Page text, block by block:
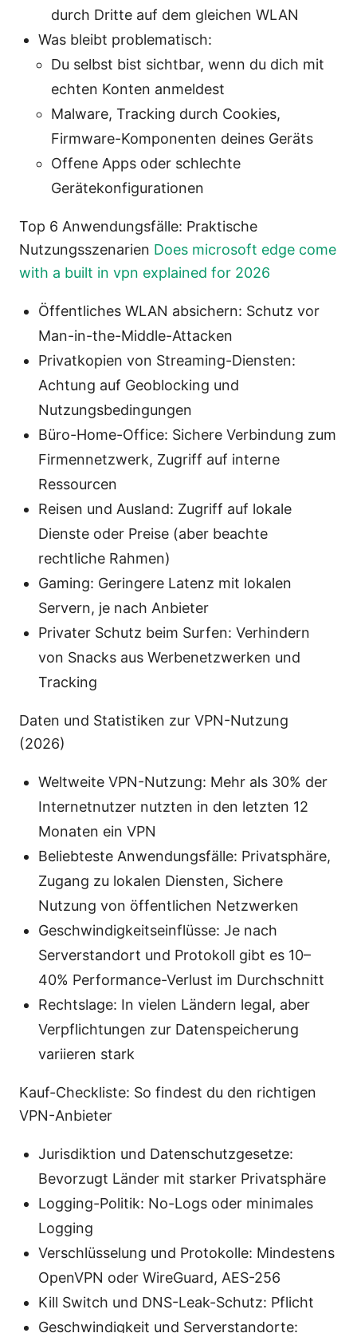
durch Dritte auf dem gleichen WLAN
Was bleibt problematisch:
Du selbst bist sichtbar, wenn du dich mit
echten Konten anmeldest
Malware, Tracking durch Cookies,
Firmware-Komponenten deines Geräts
Offene Apps oder schlechte
Gerätekonfigurationen
Top 6 Anwendungsfälle: Praktische
Nutzungsszenarien Does microsoft edge come
with a built in vpn explained for 2026
Öffentliches WLAN absichern: Schutz vor
Man-in-the-Middle-Attacken
Privatkopien von Streaming-Diensten:
Achtung auf Geoblocking und
Nutzungsbedingungen
Büro-Home-Office: Sichere Verbindung zum
Firmennetzwerk, Zugriff auf interne
Ressourcen
Reisen und Ausland: Zugriff auf lokale
Dienste oder Preise (aber beachte
rechtliche Rahmen)
Gaming: Geringere Latenz mit lokalen
Servern, je nach Anbieter
Privater Schutz beim Surfen: Verhindern
von Snacks aus Werbenetzwerken und
Tracking
Daten und Statistiken zur VPN-Nutzung
(2026)
Weltweite VPN-Nutzung: Mehr als 30% der
Internetnutzer nutzten in den letzten 12
Monaten ein VPN
Beliebteste Anwendungsfälle: Privatsphäre,
Zugang zu lokalen Diensten, Sichere
Nutzung von öffentlichen Netzwerken
Geschwindigkeitseinflüsse: Je nach
Serverstandort und Protokoll gibt es 10–
40% Performance-Verlust im Durchschnitt
Rechtslage: In vielen Ländern legal, aber
Verpflichtungen zur Datenspeicherung
variieren stark
Kauf-Checkliste: So findest du den richtigen
VPN-Anbieter
Jurisdiktion und Datenschutzgesetze:
Bevorzugt Länder mit starker Privatsphäre
Logging-Politik: No-Logs oder minimales
Logging
Verschlüsselung und Protokolle: Mindestens
OpenVPN oder WireGuard, AES-256
Kill Switch und DNS-Leak-Schutz: Pflicht
Geschwindigkeit und Serverstandorte: